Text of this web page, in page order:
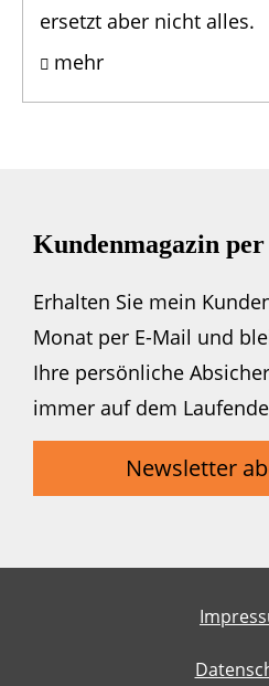
ersetzt aber nicht alles.
mehr
Kundenmagazin
Erhalten Sie mein
Monat per E-Mail und
Ihre persönliche
immer auf dem
Newsletter